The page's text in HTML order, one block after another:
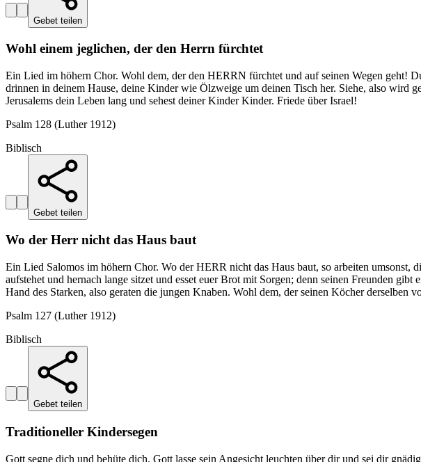
Gebet teilen
Wohl einem jeglichen, der den Herrn fürchtet
Ein Lied im höhern Chor. Wohl dem, der den HERRN fürchtet und auf seinen Wegen geht!
drinnen in deinem Hause, deine Kinder wie Ölzweige um deinen Tisch her. Siehe, also wird
Jerusalems dein Leben lang und sehest deiner Kinder Kinder. Friede über Israel!
Psalm 128 (Luther 1912)
Biblisch
Gebet teilen
Wo der Herr nicht das Haus baut
Ein Lied Salomos im höhern Chor. Wo der HERR nicht das Haus baut, so arbeiten umsonst,
aufstehet und hernach lange sitzet und esset euer Brot mit Sorgen; denn seinen Freunden
Hand des Starken, also geraten die jungen Knaben. Wohl dem, der seinen Köcher
Psalm 127 (Luther 1912)
Biblisch
Gebet teilen
Traditioneller Kindersegen
Gott segne dich und behüte dich. Gott lasse sein Angesicht leuchten über dir und sei dir